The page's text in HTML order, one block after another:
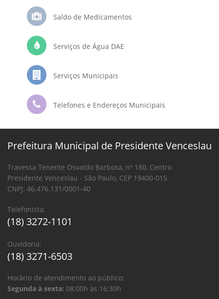
Saldo de Medicamentos
Serviços de Água DAE
Serviços Municipais
Telefones e Endereços Municipais
Prefeitura Municipal de Presidente Venceslau
Travessa Tenente Osvaldo Barbosa, nº 180, Centro
Presidente Venceslau - São Paulo, CEP 19400-015
CNPJ: 46.476.131/0001-40
Telefonista:
(18) 3272-1101
Ouvidoria:
(18) 3271-6503
Horário de atendimento ao público:
Segunda à sexta: 08:00h às 16:30h